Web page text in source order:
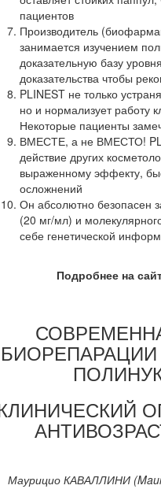
пациентов
Производитель
занимается изучением
доказательную базу
доказательства чтобы
PLINEST не только
но и нормализует работу
Некоторые пациенты
ВМЕСТЕ, а не ВМЕСТО!
действие других
выраженному эффекту,
осложнений
Он абсолютно безопасен
(20 мг/мл) и
себе генетической
Подробнее на
Маурицио КАВАЛЛИНИ